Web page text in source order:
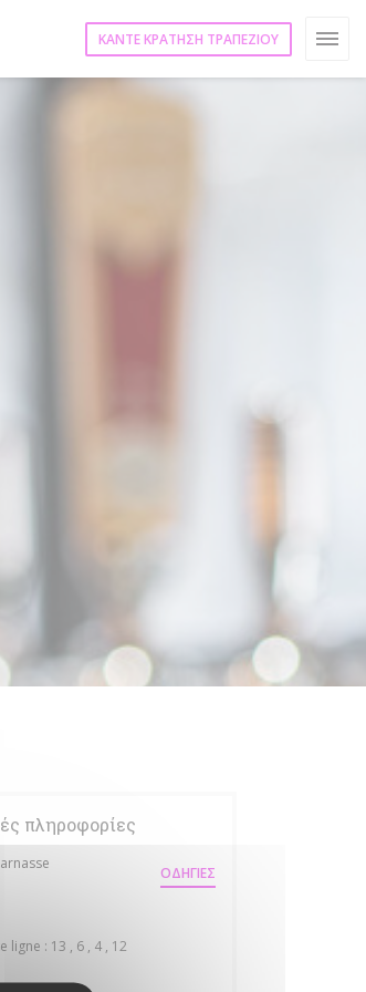
ΚΆΝΤΕ ΚΡΆΤΗΣΗ ΤΡΑΠΕΖΙΟΎ
πληροφορίες
σε νέο παράθυρο)) ΟΔΗΓΊΕΣ
ligne : 13 , 6 , 4 , 12